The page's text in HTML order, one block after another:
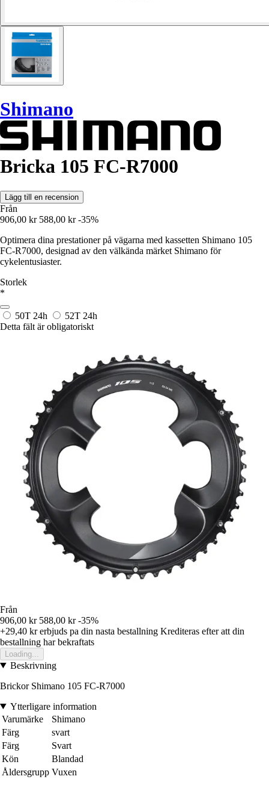
Shimano
Bricka 105 FC-R7000
Lägg till en recension
Från
906,00 kr 588,00 kr -35%
Optimera dina prestationer på vägarna med kassetten Shimano 105
FC-R7000, designad av den välkända märket Shimano för
cykelentusiaster.
Storlek
*
50T 24h 52T 24h
Detta fält är obligatoriskt
Från
906,00 kr 588,00 kr -35%
+29,40 krerbjuds pa din nasta bestallning Krediteras efter att din
bestallning har bekraftats
Loading...
Beskrivning
Brickor Shimano 105 FC-R7000
Ytterligare information
Varumärke
Shimano
Färg
svart
Färg
Svart
Kön
Blandad
Åldersgrupp Vuxen